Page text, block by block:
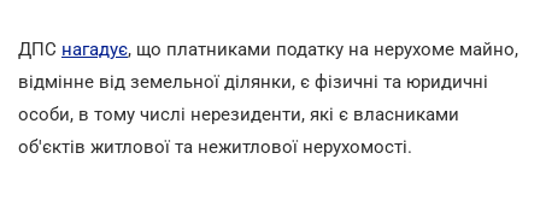
ДПС нагадує, що платниками податку на нерухоме майно,
відмінне від земельної ділянки, є фізичні та юридичні
особи, в тому числі нерезиденти, які є власниками
об'єктів житлової та нежитлової нерухомості.